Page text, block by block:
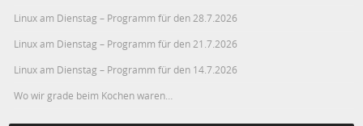
Linux am Dienstag – Programm für den 28.7.2026
Linux am Dienstag – Programm für den 21.7.2026
Linux am Dienstag – Programm für den 14.7.2026
Wo wir grade beim Kochen waren…